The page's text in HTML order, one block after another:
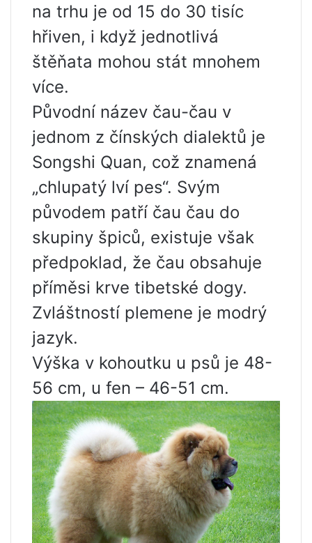
na trhu je od 15 do 30 tisíc
hřiven, i když jednotlivá
štěňata mohou stát mnohem
více.
Původní název čau-čau v
jednom z čínských dialektů je
Songshi Quan, což znamená
„chlupatý lví pes“. Svým
původem patří čau čau do
skupiny špiců, existuje však
předpoklad, že čau obsahuje
příměsi krve tibetské dogy.
Zvláštností plemene je modrý
jazyk.
Výška v kohoutku u psů je 48-
56 cm, u fen – 46-51 cm.